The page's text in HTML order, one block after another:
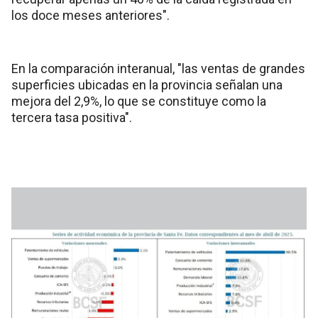
los doce meses anteriores".
En la comparación interanual, "las ventas de grandes
superficies ubicadas en la provincia señalan una
mejora del 2,9%, lo que se constituye como la
tercera tasa positiva".